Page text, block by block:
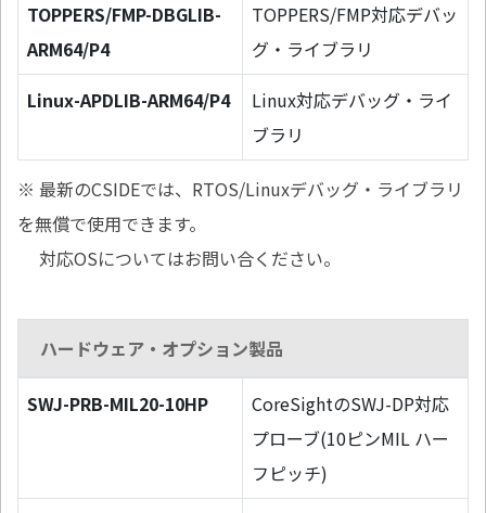
TOPPERS/FMP-DBGLIB-
ARM64/P4
TOPPERS/FMP対応デバッ
グ・ライブラリ
Linux-APDLIB-ARM64/P4
Linux対応デバッグ・ライ
ブラリ
※ 最新のCSIDEでは、RTOS/Linuxデバッグ・ライブラリ
を無償で使用できます。
対応OSについてはお問い合ください。
ハードウェア・オプション製品
SWJ-PRB-MIL20-10HP
CoreSightのSWJ-DP対応
プローブ(10ピンMIL ハー
フピッチ)